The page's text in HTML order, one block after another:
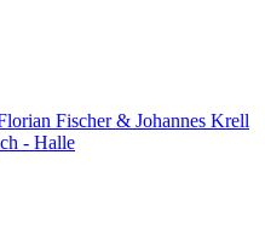
Fischer & Johannes Krell
- Halle